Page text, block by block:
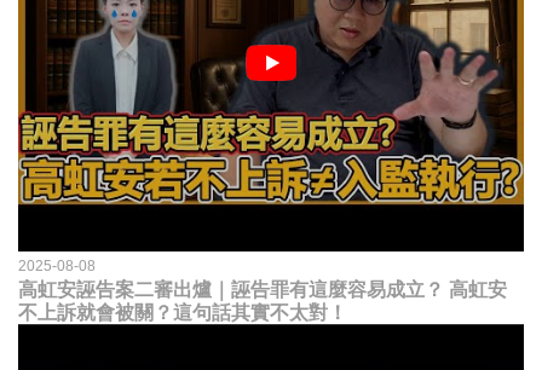
2025-08-08
高虹安誣告案二審出爐｜誣告罪有這麼容易成立？ 高虹安
不上訴就會被關？這句話其實不太對！